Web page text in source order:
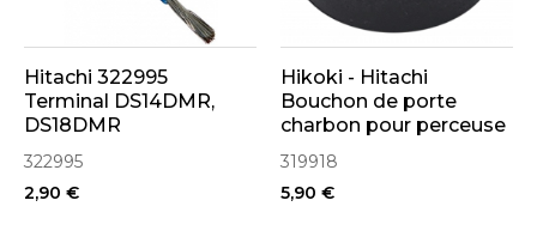
Hitachi 322995
Terminal DS14DMR,
DS18DMR
322995
2,90 €
Hikoki - Hitachi
Bouchon de porte
charbon pour perceuse
DS14DSL, DS18DSAL,
DV18DV2, DS14DL
(319918)
319918
5,90 €